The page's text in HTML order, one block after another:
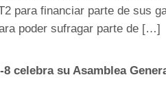
para financiar parte de sus
poder sufragar parte de […]
8 celebra su Asamblea